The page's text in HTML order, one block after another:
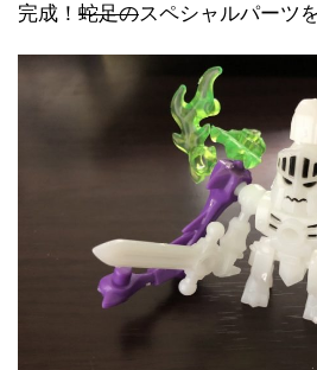
完成！ 蛇足のスペシャルパーツ